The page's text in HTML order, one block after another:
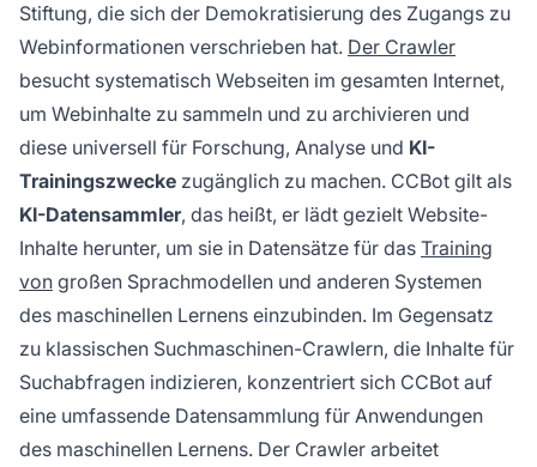
Stiftung, die sich der Demokratisierung des Zugangs zu
Webinformationen verschrieben hat. Der Crawler
besucht systematisch Webseiten im gesamten Internet,
um Webinhalte zu sammeln und zu archivieren und
diese universell für Forschung, Analyse und KI-
Trainingszwecke zugänglich zu machen. CCBot gilt als
KI-Datensammler, das heißt, er lädt gezielt Website-
Inhalte herunter, um sie in Datensätze für das Training
von großen Sprachmodellen und anderen Systemen
des maschinellen Lernens einzubinden. Im Gegensatz
zu klassischen Suchmaschinen-Crawlern, die Inhalte für
Suchabfragen indizieren, konzentriert sich CCBot auf
eine umfassende Datensammlung für Anwendungen
des maschinellen Lernens. Der Crawler arbeitet